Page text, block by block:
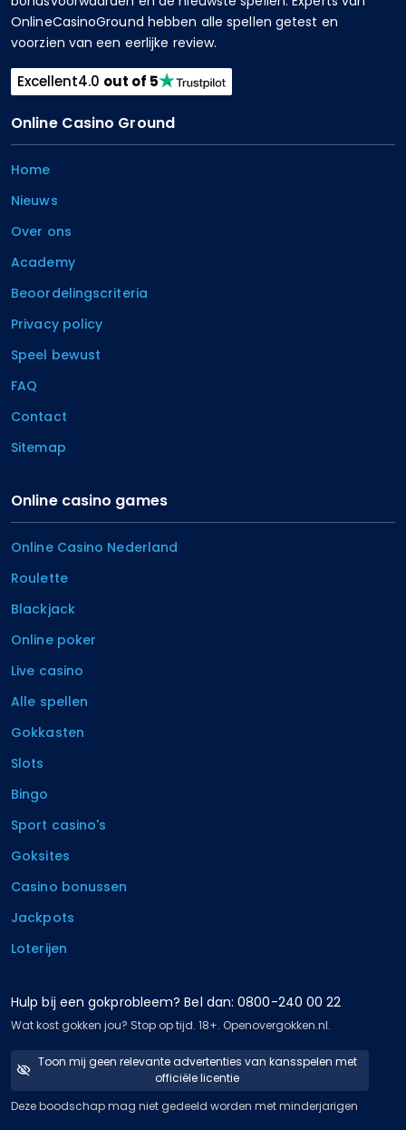
OnlineCasinoGround hebben alle spellen getest en
voorzien van een eerlijke review.
Excellent4.0 out of 5
Online Casino Ground
Home
Nieuws
Over ons
Academy
Beoordelingscriteria
Privacy policy
Speel bewust
FAQ
Contact
Sitemap
Online casino games
Online Casino Nederland
Roulette
Blackjack
Online poker
Live casino
Alle spellen
Gokkasten
Slots
Bingo
Sport casino's
Goksites
Casino bonussen
Jackpots
Loterijen
Hulp bij een gokprobleem? Bel dan: 0800-240 00 22
Wat kost gokken jou? Stop op tijd. 18+. Openovergokken.nl.
Toon mij geen relevante advertenties van kansspelen met
officiële licentie
Deze boodschap mag niet gedeeld worden met minderjarigen